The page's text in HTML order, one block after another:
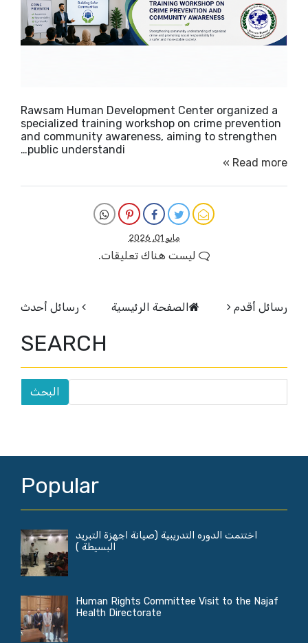
Rawsam Human Development Center organized a
specialized training workshop on crime prevention
and community awareness, aiming to strengthen
public understandi…
Read more »
مايو 01, 2026
ليست هناك تعليقات.
رسائل أحدث رسائل أقدم الصفحة الرئيسية
SEARCH
Popular
اختتمت الدوره التدريبية (صيانة اجهزة التبريد
البسيطة )
Human Rights Committee Visit to the Najaf
Health Directorate